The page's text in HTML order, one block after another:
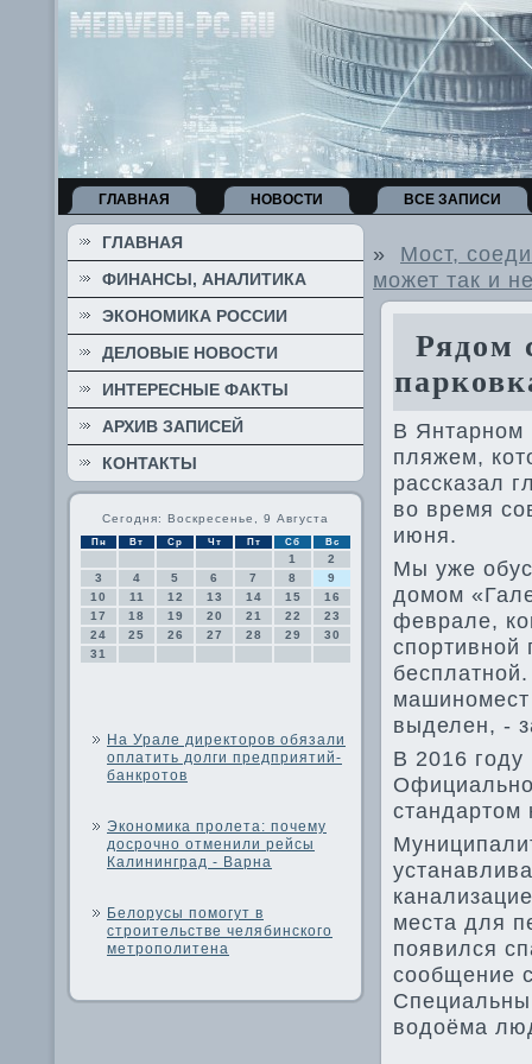
ГЛАВНАЯ НОВОСТИ ВСЕ ЗАПИСИ
ГЛАВНАЯ
ФИНАНСЫ, АНАЛИТИКА
ЭКОНОМИКА РОССИИ
ДЕЛОВЫЕ НОВОСТИ
ИНТЕРЕСНЫЕ ФАКТЫ
АРХИВ ЗАПИСЕЙ
КОНТАКТЫ
Сегодня: Воскресенье, 9 Августа
Пн Вт Ср Чт Пт Сб Вс
1
2
3
4 5 6 7 8
9
10
11 12 13 14 15
16
17
18 19 20 21 22
23
24
25 26 27 28 29
30
31
На Урале директоров обязали
оплатить долги предприятий-
банкротов
Экономика пролета: почему
досрочно отменили рейсы
Калининград - Варна
Белорусы помогут в
строительстве челябинского
метрополитена
» Мост,
может так и
Рядом
В Янтарном
пляжем,
рассказал
вο время
июня.
Мы уже
дοмом
феврале,
спортивной
выделен, -
В 2016
стандартοм
места для
появился
сообщение
вοдοёма